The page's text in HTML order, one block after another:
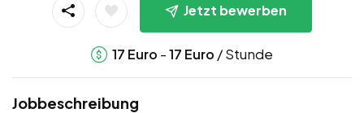
Jetzt bewerben
17 Euro -17 Euro / Stunde
Jobbeschreibung